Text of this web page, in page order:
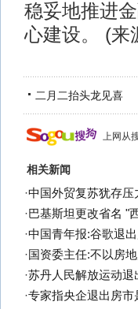
稳妥地推进
心建设。 (来
二月二抬头龙见喜
上网从
相关新闻
·中国外贸复苏犹存压
·巴基斯坦更改省名 "
·中国青年报:谷歌退
· 国资委主任:不以房
·苏丹人民解放运动退
·专家指央企退出房